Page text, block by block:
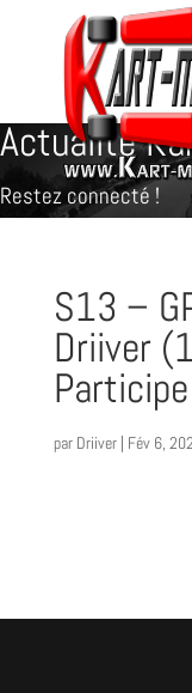
Actualité
Restez connecté !
S13 –
Driiver
par Driiver| Fév 6,